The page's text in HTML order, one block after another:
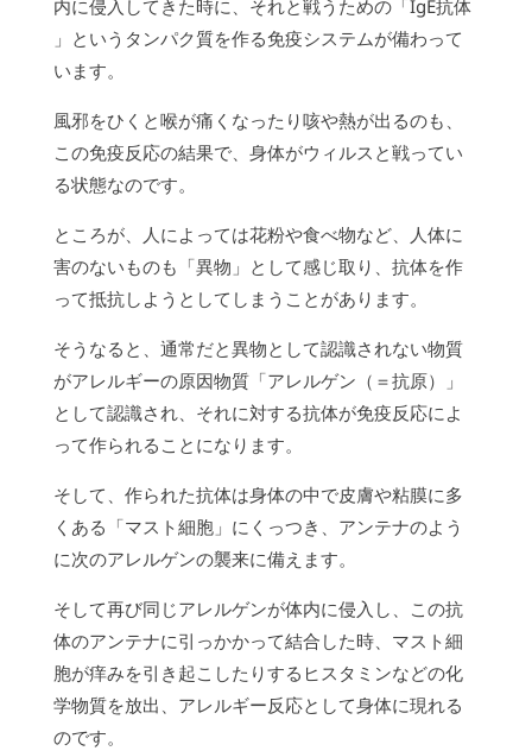
内に侵入してきた時に、それと戦うための「IgE抗体
」というタンパク質を作る免疫システムが備わって
います。
風邪をひくと喉が痛くなったり咳や熱が出るのも、
この免疫反応の結果で、身体がウィルスと戦ってい
る状態なのです。
ところが、人によっては花粉や食べ物など、人体に
害のないものも「異物」として感じ取り、抗体を作
って抵抗しようとしてしまうことがあります。
そうなると、通常だと異物として認識されない物質
がアレルギーの原因物質「アレルゲン（＝抗原）」
として認識され、それに対する抗体が免疫反応によ
って作られることになります。
そして、作られた抗体は身体の中で皮膚や粘膜に多
くある「マスト細胞」にくっつき、アンテナのよう
に次のアレルゲンの襲来に備えます。
そして再び同じアレルゲンが体内に侵入し、この抗
体のアンテナに引っかかって結合した時、マスト細
胞が痒みを引き起こしたりするヒスタミンなどの化
学物質を放出、アレルギー反応として身体に現れる
のです。